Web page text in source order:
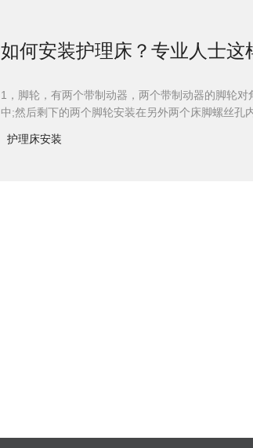
如何安装护理床？专业人士这
1，脚轮，有两个带制动器，两个带制动器的脚轮
中;然后剩下的两个脚轮安装在另外两个床脚螺丝孔内
护理床安装